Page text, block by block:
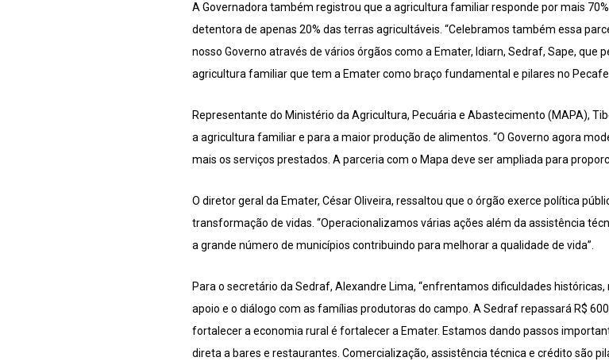
A Governadora também registrou que a agricultura familiar responde por mais
detentora de apenas 20% das terras agricultáveis. “Celebramos também essa
nosso Governo através de vários órgãos como a Emater, Idiarn, Sedraf, Sape,
agricultura familiar que tem a Emater como braço fundamental e pilares no
Representante do Ministério da Agricultura, Pecuária e Abastecimento (MAPA),
a agricultura familiar e para a maior produção de alimentos. “O Governo agora
mais os serviços prestados. A parceria com o Mapa deve ser ampliada para
O diretor geral da Emater, César Oliveira, ressaltou que o órgão exerce política
transformação de vidas. “Operacionalizamos várias ações além da assistência
a grande número de municípios contribuindo para melhorar a qualidade de vida”.
Para o secretário da Sedraf, Alexandre Lima, “enfrentamos dificuldades
apoio e o diálogo com as famílias produtoras do campo. A Sedraf repassará R$
fortalecer a economia rural é fortalecer a Emater. Estamos dando passos
direta a bares e restaurantes. Comercialização, assistência técnica e crédito são